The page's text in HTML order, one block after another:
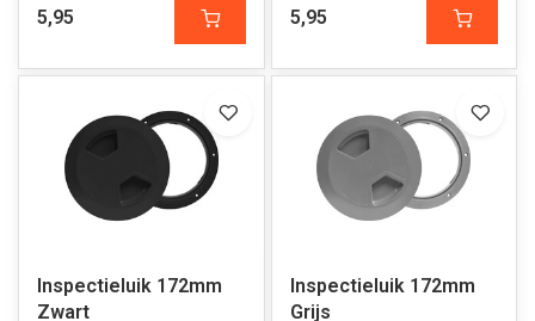
5,95 5,95
Inspectieluik 172mm
Zwart
Inspectieluik 172mm
Grijs